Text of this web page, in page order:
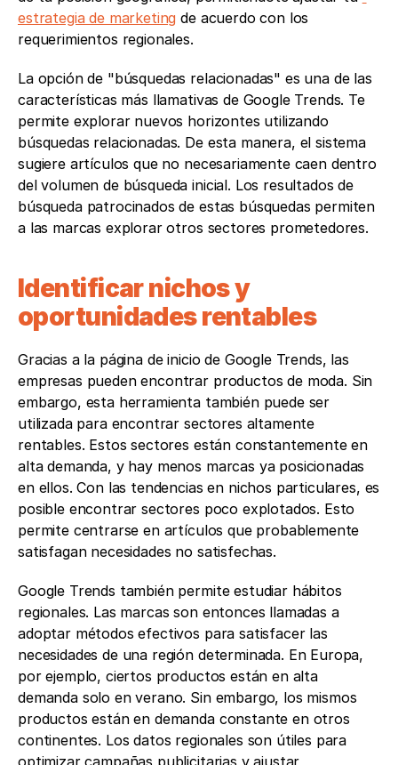
estrategia de marketing de acuerdo con los
requerimientos regionales.
La opción de "búsquedas relacionadas" es una de las
características más llamativas de Google Trends. Te
permite explorar nuevos horizontes utilizando
búsquedas relacionadas. De esta manera, el sistema
sugiere artículos que no necesariamente caen dentro
del volumen de búsqueda inicial. Los resultados de
búsqueda patrocinados de estas búsquedas permiten
a las marcas explorar otros sectores prometedores.
Identificar nichos y
oportunidades rentables
Gracias a la página de inicio de Google Trends, las
empresas pueden encontrar productos de moda. Sin
embargo, esta herramienta también puede ser
utilizada para encontrar sectores altamente
rentables. Estos sectores están constantemente en
alta demanda, y hay menos marcas ya posicionadas
en ellos. Con las tendencias en nichos particulares, es
posible encontrar sectores poco explotados. Esto
permite centrarse en artículos que probablemente
satisfagan necesidades no satisfechas.
Google Trends también permite estudiar hábitos
regionales. Las marcas son entonces llamadas a
adoptar métodos efectivos para satisfacer las
necesidades de una región determinada. En Europa,
por ejemplo, ciertos productos están en alta
demanda solo en verano. Sin embargo, los mismos
productos están en demanda constante en otros
continentes. Los datos regionales son útiles para
optimizar campañas publicitarias y ajustar